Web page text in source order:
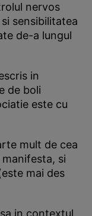
nervos
sensibilitatea
de-a lungul
in
de boli
este cu
mult de cea
si
mai des
in contextul